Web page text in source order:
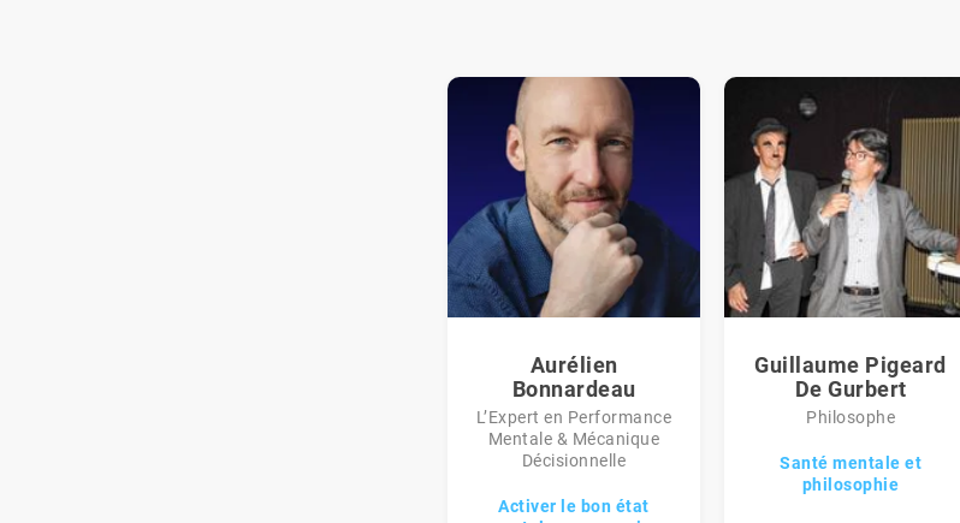
Aurélien
Bonnardeau
L’Expert en Performance
Mentale & Mécanique
Décisionnelle
Activer le bon état
Guillaume Pigeard
De Gurbert
Philosophe
Santé mentale et
philosophie